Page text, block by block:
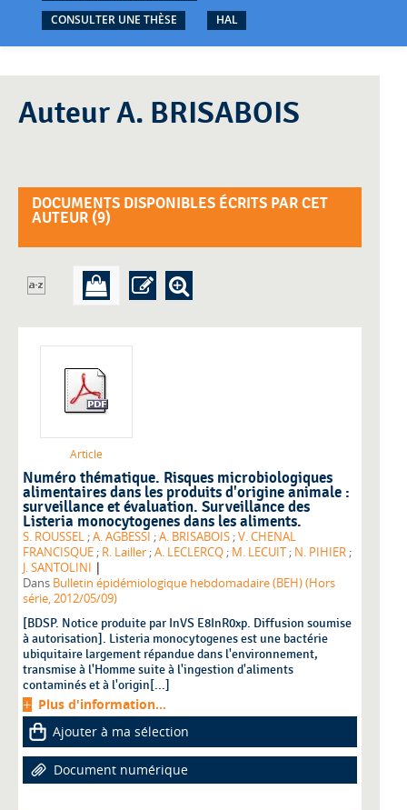
CONSULTER UNE THÈSE
HAL
Auteur A. BRISABOIS
DOCUMENTS DISPONIBLES ÉCRITS PAR CET
AUTEUR (9)
Article
Numéro thématique. Risques microbiologiques
alimentaires dans les produits d'origine animale :
surveillance et évaluation. Surveillance des
Listeria monocytogenes dans les aliments.
S. ROUSSEL ;A. AGBESSI ;A. BRISABOIS ;V. CHENAL
FRANCISQUE ; R. Lailler ;A. LECLERCQ ; M. LECUIT ; N. PIHIER ;
J. SANTOLINI |
Dans Bulletin épidémiologique hebdomadaire (BEH) (Hors
série, 2012/05/09)
[BDSP. Notice produite par InVS E8InR0xp. Diffusion soumise
à autorisation]. Listeria monocytogenes est une bactérie
ubiquitaire largement répandue dans l'environnement,
transmise à l'Homme suite à l'ingestion d'aliments
contaminés et à l'origin[...]
Plus d'information...
Ajouter à ma sélection
Document numérique